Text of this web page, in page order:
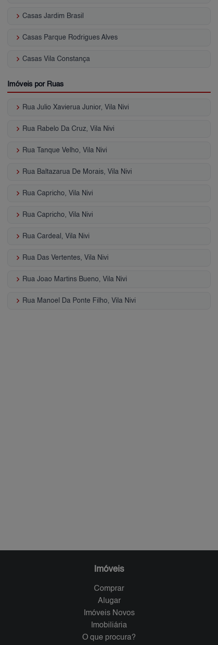
keyboard_arrow_right Casas Jardim Brasil
keyboard_arrow_right Casas Parque Rodrigues Alves
keyboard_arrow_right Casas Vila Constança
Imóveis por Ruas
keyboard_arrow_right Rua Julio Xavierua Junior, Vila Nivi
keyboard_arrow_right Rua Rabelo Da Cruz, Vila Nivi
keyboard_arrow_right Rua Tanque Velho, Vila Nivi
keyboard_arrow_right Rua Baltazarua De Morais, Vila Nivi
keyboard_arrow_right Rua Capricho, Vila Nivi
keyboard_arrow_right Rua Capricho, Vila Nivi
keyboard_arrow_right Rua Cardeal, Vila Nivi
keyboard_arrow_right Rua Das Vertentes, Vila Nivi
keyboard_arrow_right Rua Joao Martins Bueno, Vila Nivi
keyboard_arrow_right Rua Manoel Da Ponte Filho, Vila Nivi
Imóveis
Comprar
Alugar
Imóveis Novos
Imobiliária
O que procura?